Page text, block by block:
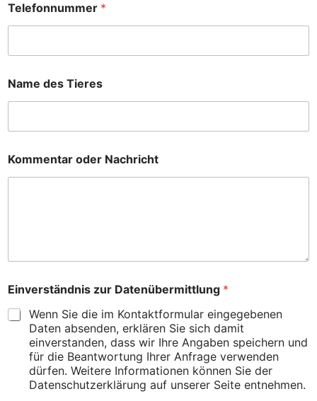
Telefonnummer *
o
m
e
t
a
r
o
n
Name des Tieres
Kommentar oder Nachricht
Einverständnis zur Datenübermittlung *
Wenn Sie die im Kontaktformular eingegebenen
Daten absenden, erklären Sie sich damit
einverstanden, dass wir Ihre Angaben speichern und
für die Beantwortung Ihrer Anfrage verwenden
dürfen. Weitere Informationen können Sie der
Datenschutzerklärung auf unserer Seite entnehmen.